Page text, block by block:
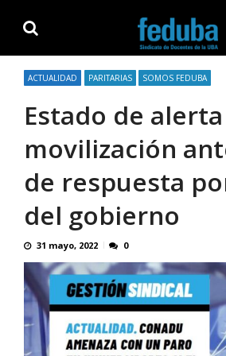
navigation
content
ACTUALIDAD PARITARIAS SOMOS FEDUBA
Estado de
movilización
de respuesta
del gobierno
31 mayo, 2022 0